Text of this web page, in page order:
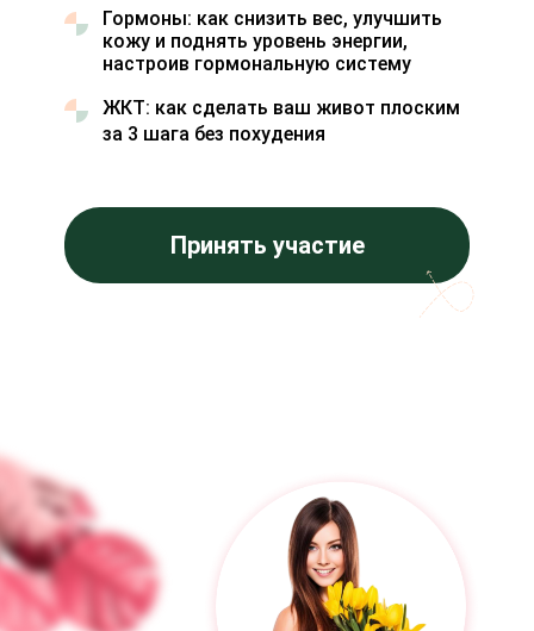
Принять участие
Гормоны: как снизить вес, улучшить
кожу и поднять уровень энергии,
настроив гормональную систему
ЖКТ: как сделать ваш живот плоским
за 3 шага без похудения